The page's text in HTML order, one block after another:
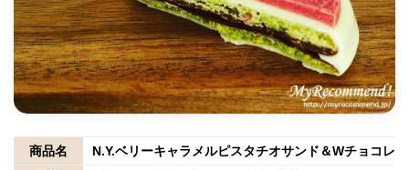
商品名
N.Y.ベリーキャラメルピスタチオサンド＆Wチョコレ